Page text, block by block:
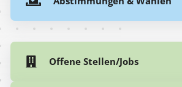
Offene Stellen/Jobs